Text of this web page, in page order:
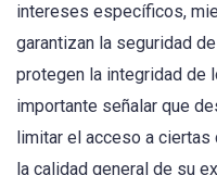
intereses específicos,
garantizan la seguridad
protegen la integridad de
importante señalar que
limitar el acceso a
la calidad general de su